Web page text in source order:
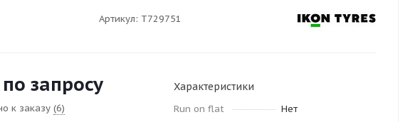
Артикул: T729751
запросу
к заказу (6)
Характеристики
Run on flat
Нет